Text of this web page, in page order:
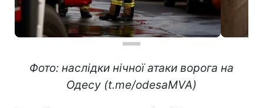
Фото: наслідки нічної атаки ворога на
Одесу (t.me/odesaMVA)